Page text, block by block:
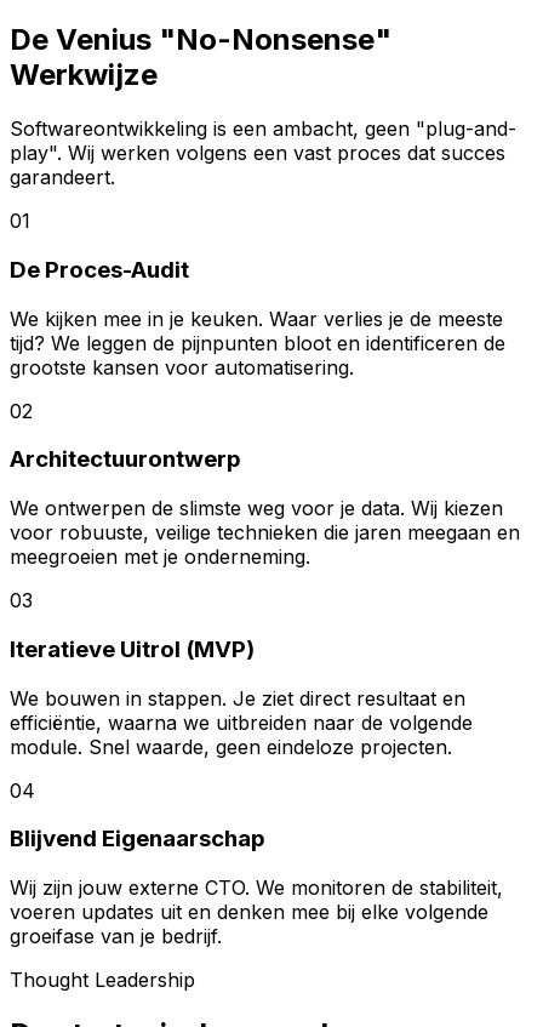
De Venius "No-Nonsense"
Werkwijze
Softwareontwikkeling is een ambacht, geen "plug-and-
play". Wij werken volgens een vast proces dat succes
garandeert.
01
De Proces-Audit
We kijken mee in je keuken. Waar verlies je de meeste
tijd? We leggen de pijnpunten bloot en identificeren de
grootste kansen voor automatisering.
02
Architectuurontwerp
We ontwerpen de slimste weg voor je data. Wij kiezen
voor robuuste, veilige technieken die jaren meegaan en
meegroeien met je onderneming.
03
Iteratieve Uitrol (MVP)
We bouwen in stappen. Je ziet direct resultaat en
efficiëntie, waarna we uitbreiden naar de volgende
module. Snel waarde, geen eindeloze projecten.
04
Blijvend Eigenaarschap
Wij zijn jouw externe CTO. We monitoren de stabiliteit,
voeren updates uit en denken mee bij elke volgende
groeifase van je bedrijf.
Thought Leadership